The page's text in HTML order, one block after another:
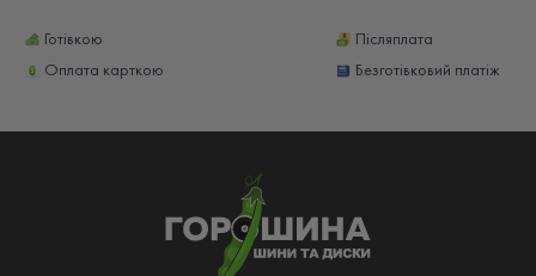
Готівкою
Післяплата
Оплата карткою
Безготівковий платіж